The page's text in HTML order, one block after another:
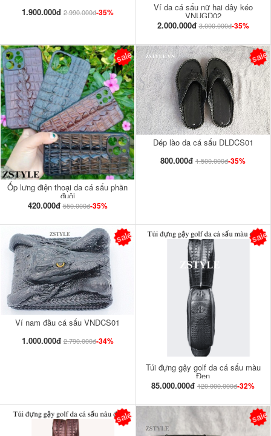
1.900.000đ 2.990.000đ-35% Ví da cá sấu nữ hai dây kéo
VNUGD02
2.000.000đ 3.000.000đ-35%
Ốp lưng điện thoại da cá sấu phần
đuôi
420.000đ 550.000đ-35%
sale
Dép lào da cá sấu DLDCS01
800.000đ 1.500.000đ-35%
sale
Ví nam đầu cá sấu VNDCS01
1.000.000đ 2.790.000đ-34%
sale
Túi đựng gậy golf da cá sấu màu
Đen
85.000.000đ 120.000.000đ-32%
sale
sale sale